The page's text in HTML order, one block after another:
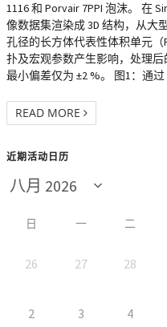
1116 和 Porvair 7PPI 泡沫。 在
像数据集渲染成 3D 结构，从大
孔径的长方体代表性体积单元
扑及宏观参数产生影响，处理
最小偏差仅为 ±2 %。 图1：通
READ MORE
近期活动日历
日 一 二
26 27 28
2 3 4